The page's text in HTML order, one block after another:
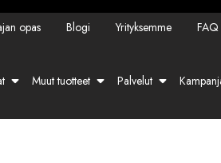
opas Blogi Yrityksemme FAQ
Muut tuotteet Palvelut